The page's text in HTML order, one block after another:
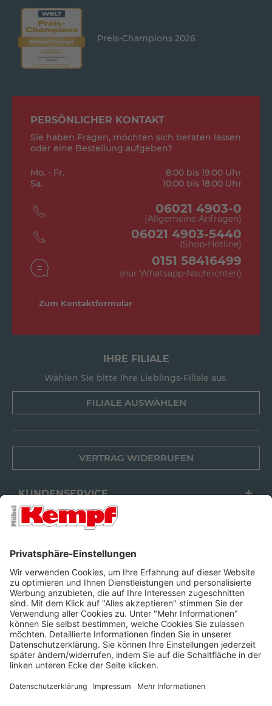
Preis-Champions 2026
PERSÖNLICHER KONTAKT
Sie haben Fragen, möchten sich beraten lassen
oder eine Bestellung aufgeben?
Mo. - Fr.
8:00 bis 19:00 Uhr
Sa.
10:00 bis 18:00 Uhr
06021 4903-0
(Allgemeine Anfragen)
06021 4903-5440
(Shop-Hotline)
0151 58416499
(nur Whatsapp-Nachrichten)
Zum Kontaktformular
IHRE FILIALE
Wählen Sie bitte Ihre Lieblings-Filiale aus.
FILIALE AUSWÄHLEN
VERTRAG WIDERRUFEN
KUNDENSERVICE
FILIALEN
FOLGEN SIE UNS
Barrierefreiheit Cookie-Einstellungen Widerrufsrecht